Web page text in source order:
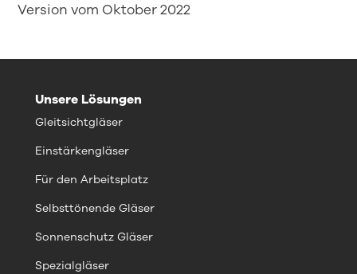
Version vom Oktober 2022
Unsere Lösungen
Gleitsichtgläser
Einstärkengläser
Für den Arbeitsplatz
Selbsttönende Gläser
Sonnenschutz Gläser
Spezialgläser